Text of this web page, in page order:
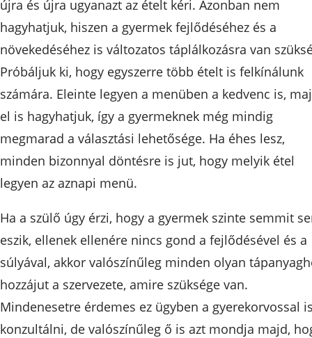
újra és újra ugyanazt az ételt kéri. Azonban nem
hagyhatjuk, hiszen a gyermek fejlődéséhez és a
növekedéséhez is változatos táplálkozásra van
Próbáljuk ki, hogy egyszerre több ételt is felkínálunk
számára. Eleinte legyen a menüben a kedvenc is,
el is hagyhatjuk, így a gyermeknek még mindig
megmarad a választási lehetősége. Ha éhes lesz,
minden bizonnyal döntésre is jut, hogy melyik étel
legyen az aznapi menü.
Ha a szülő úgy érzi, hogy a gyermek szinte semmit
eszik, ellenek ellenére nincs gond a fejlődésével és a
súlyával, akkor valószínűleg minden olyan
hozzájut a szervezete, amire szüksége van.
Mindenesetre érdemes ez ügyben a gyerekorvossal
konzultálni, de valószínűleg ő is azt mondja majd,